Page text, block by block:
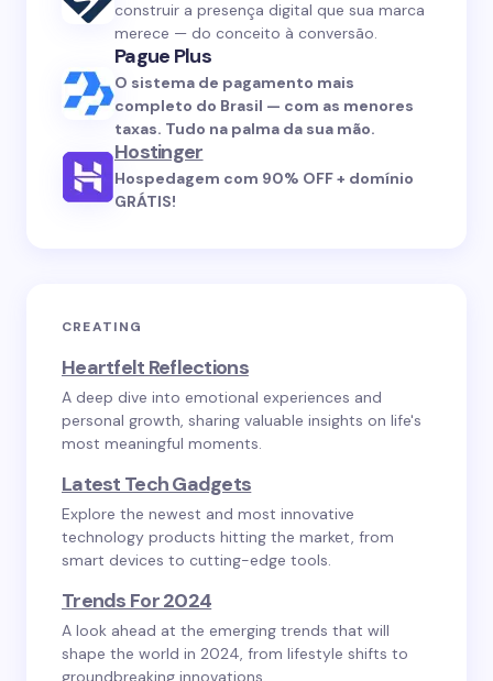
construir a presença digital que sua marca
merece — do conceito à conversão.
Pague Plus
O sistema de pagamento mais
completo do Brasil — com as menores
taxas. Tudo na palma da sua mão.
Hostinger
Hospedagem com 90% OFF + domínio
GRÁTIS!
CREATING
Heartfelt Reflections
A deep dive into emotional experiences and
personal growth, sharing valuable insights on life's
most meaningful moments.
Latest Tech Gadgets
Explore the newest and most innovative
technology products hitting the market, from
smart devices to cutting-edge tools.
Trends For 2024
A look ahead at the emerging trends that will
shape the world in 2024, from lifestyle shifts to
groundbreaking innovations.